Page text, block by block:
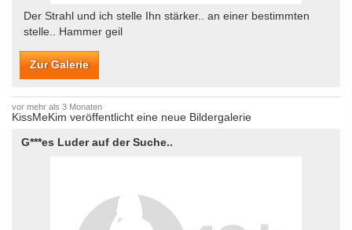
Der Strahl und ich stelle Ihn stärker.. an einer bestimmten
stelle.. Hammer geil
Zur Galerie
vor mehr als 3 Monaten
KissMeKim veröffentlicht eine neue Bildergalerie
G***es Luder auf der Suche..